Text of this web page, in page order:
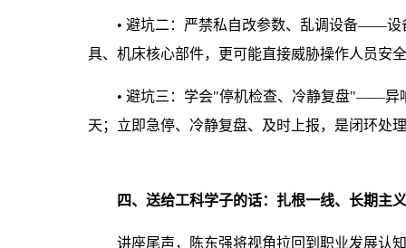
• 避坑二：严禁私自改参数、乱调设备——设
具、机床核心部件，更可能直接威胁操作人员安
• 避坑三：学会"停机检查、冷静复盘"——异
天；立即急停、冷静复盘、及时上报，是闭环处
四、送给工科学子的话：扎根一线、长期主
讲座尾声，陈东强将视角拉回到职业发展认